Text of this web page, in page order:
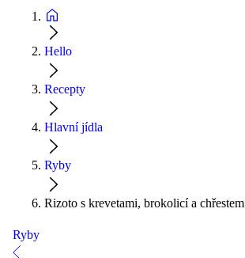
Hello
Recepty
Hlavní jídla
Ryby
Rizoto s krevetami, brokolicí a chřestem
Ryby